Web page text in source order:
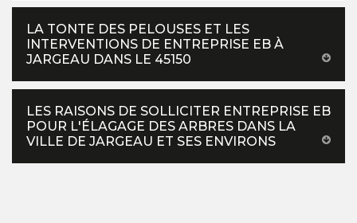
LA TONTE DES PELOUSES ET LES
INTERVENTIONS DE ENTREPRISE EB À
JARGEAU DANS LE 45150
LES RAISONS DE SOLLICITER ENTREPRISE EB
POUR L'ÉLAGAGE DES ARBRES DANS LA
VILLE DE JARGEAU ET SES ENVIRONS